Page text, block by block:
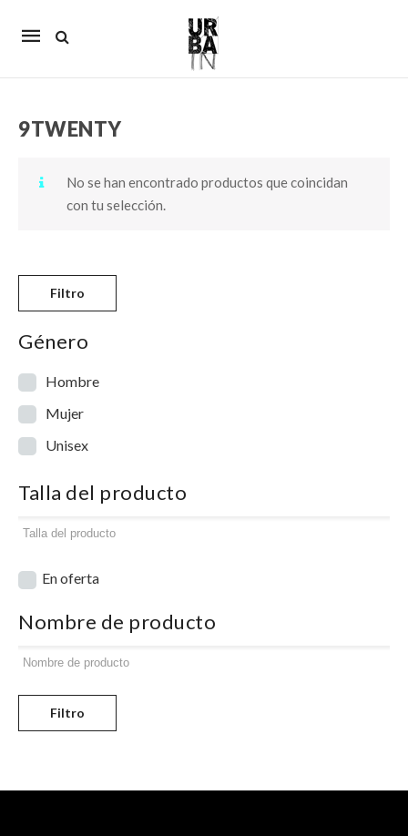
Mobile
Skip to content
9TWENTY
No se han encontrado productos que coincidan
con tu selección.
Filtro
Género
Hombre
Mujer
Unisex
Talla del producto
En oferta
Nombre de producto
Filtro